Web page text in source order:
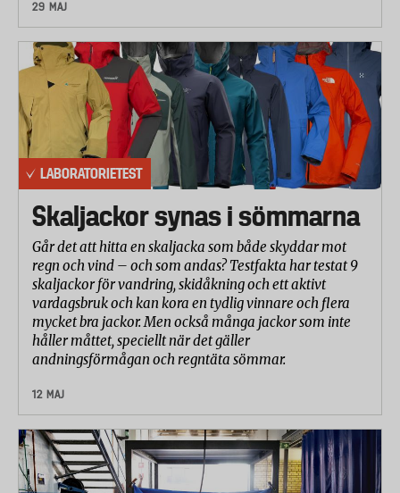
29 MAJ
LABORATORIETEST
Skaljackor synas i sömmarna
Går det att hitta en skaljacka som både skyddar mot
regn och vind – och som andas? Testfakta har testat 9
skaljackor för vandring, skidåkning och ett aktivt
vardagsbruk och kan kora en tydlig vinnare och flera
mycket bra jackor. Men också många jackor som inte
håller måttet, speciellt när det gäller
andningsförmågan och regntäta sömmar.
12 MAJ